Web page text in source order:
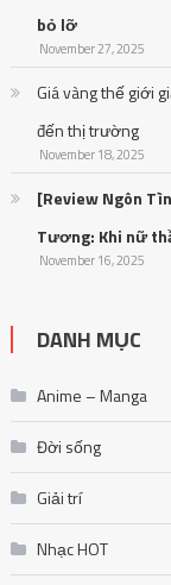
bỏ lỡ
November 27, 2025
Giá vàng thế giới
đến thị trường
November 18, 2025
[Review Ngôn
Tương: Khi nữ
November 16, 2025
DANH MỤC
Anime – Manga
Đời sống
Giải trí
Nhạc HOT